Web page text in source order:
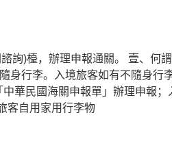
詢)檯，辦理申報通關。 壹、何
身行李。入境旅客如有不隨身行
華民國海關申報單」辦理申報；
客自用家用行李物